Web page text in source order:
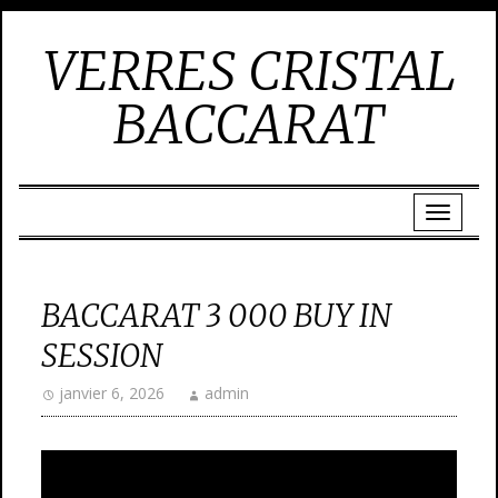
VERRES CRISTAL
BACCARAT
BACCARAT 3 000 BUY IN
SESSION
janvier 6, 2026 admin